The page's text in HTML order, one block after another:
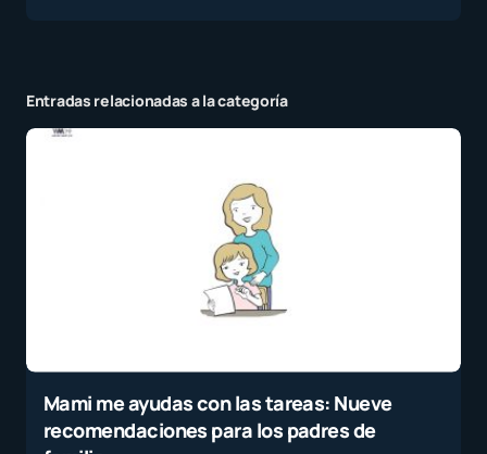
Entradas relacionadas a la categoría
Mami me ayudas con las tareas: Nueve
recomendaciones para los padres de